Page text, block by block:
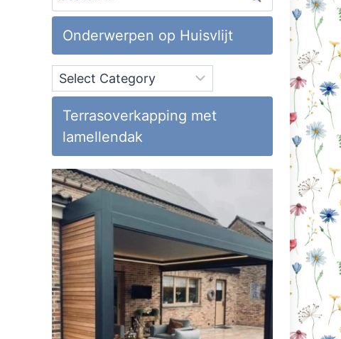
for:
Onderwerpen op Huisvlijt
Onderwerpen
op
Huisvlijt
Terrasoverkapping met
lamellendak